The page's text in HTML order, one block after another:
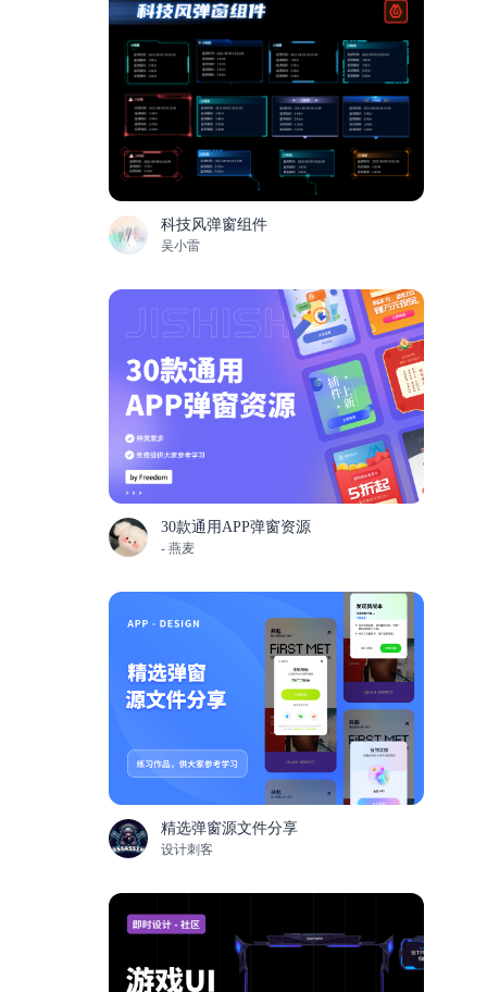
科技风弹窗组件
吴小雷
30款通用APP弹窗资源
- 燕麦
精选弹窗源文件分享
设计刺客